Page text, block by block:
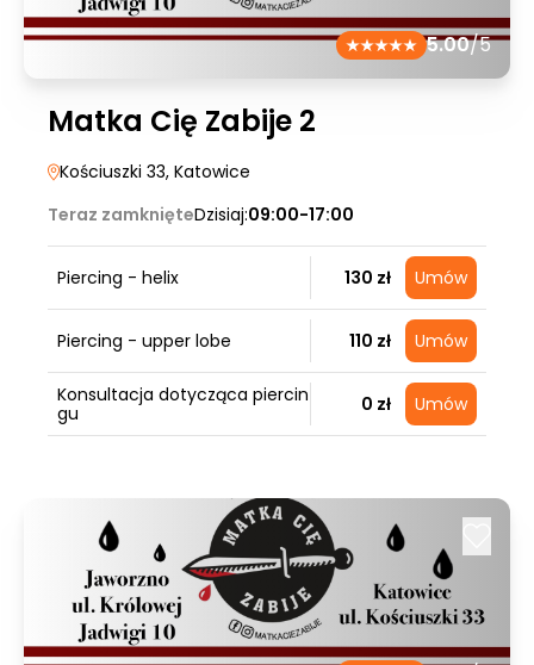
5.00/5
Matka Cię Zabije 2
Kościuszki 33, Katowice
Teraz zamknięteDzisiaj:09:00-17:00
Piercing - helix 130 zł Umów
Piercing - upper lobe 110 zł Umów
Konsultacja dotycząca piercin
gu
0 zł Umów